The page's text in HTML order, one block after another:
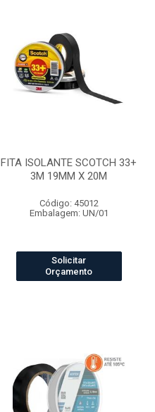
FITA ISOLANTE SCOTCH 33+
3M 19MM X 20M
Código: 45012
Embalagem: UN/01
Solicitar
Orçamento